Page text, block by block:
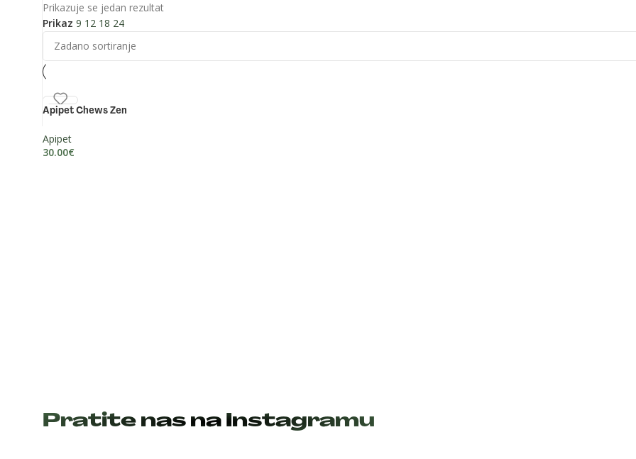
Zapratite nas:
Prikazuje se jedan rezultat
Prikaz 9 12 18 24
Apipet Chews Zen
Apipet
30.00€
Pratite nas na Instagramu